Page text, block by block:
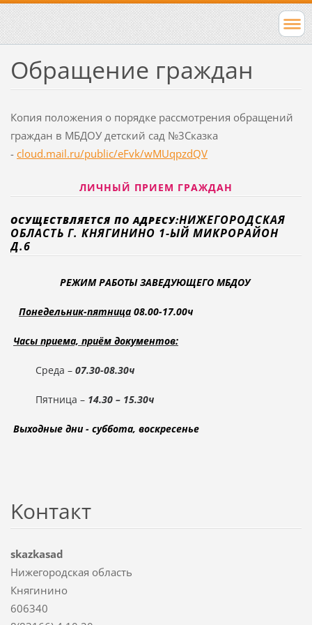
Обращение граждан
Копия положения о порядке рассмотрения обращений
граждан в МБДОУ детский сад №3Сказка
- cloud.mail.ru/public/eFvk/wMUqpzdQV
ЛИЧНЫЙ ПРИЕМ ГРАЖДАН
ОСУЩЕСТВЛЯЕТСЯ ПО АДРЕСУ:НИЖЕГОРОДСКАЯ
ОБЛАСТЬ Г. КНЯГИНИНО 1-ЫЙ МИКРОРАЙОН
Д.6
РЕЖИМ РАБОТЫЗАВЕДУЮЩЕГО МБДОУ
Понедельник-пятница08.00-17.00ч
Часы приема, приём документов:
Среда – 07.30-08.30ч
Пятница – 14.30 – 15.30ч
Выходные дни - суббота, воскресенье
Koнтакт
skazkasad
Нижегородская область
Княгинино
606340